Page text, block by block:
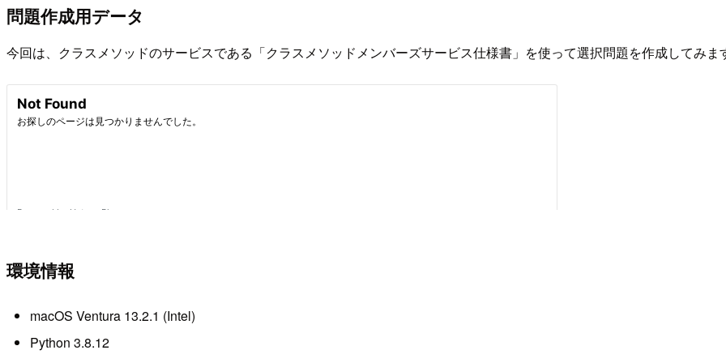
問題作成用データ
今回は、クラスメソッドのサービスである「クラスメソッドメンバーズサービス仕様書」を使って選択問題を作成してみま
環境情報
macOS Ventura 13.2.1 (Intel)
Python 3.8.12